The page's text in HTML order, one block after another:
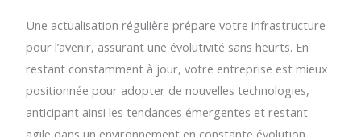
Une actualisation régulière prépare votre infrastructure
pour l’avenir, assurant une évolutivité sans heurts. En
restant constamment à jour, votre entreprise est mieux
positionnée pour adopter de nouvelles technologies,
anticipant ainsi les tendances émergentes et restant
agile dans un environnement en constante évolution.